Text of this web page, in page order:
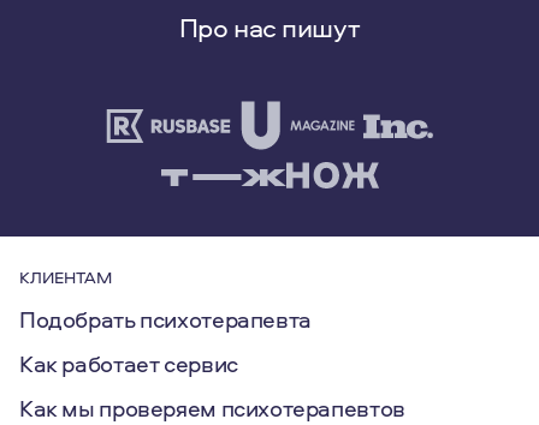
Про нас пишут
КЛИЕНТАМ
Подобрать психотерапевта
Как работает сервис
Как мы проверяем психотерапевтов